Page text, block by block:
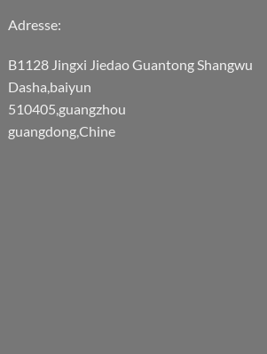
Adresse:
B1128 Jingxi Jiedao Guantong Shangwu
Dasha,baiyun
510405,guangzhou
guangdong,Chine